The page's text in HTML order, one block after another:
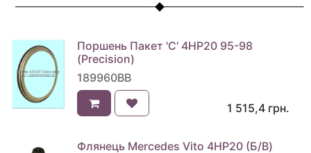
Поршень Пакет 'C' 4HP20 95-98
(Precision)
189960BB
1 515,4 грн.
Флянець Mercedes Vito 4HP20 (Б/В)